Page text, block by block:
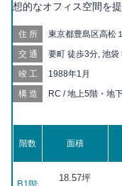
想的なオフィス空間を提
住所 東京都豊島区高松
交通
要町 徒歩3分, 池
竣工 1988年1月
構造 RC / 地上5階・地
階数 面積
18.57坪